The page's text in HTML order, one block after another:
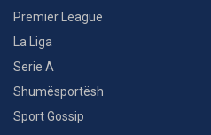
Premier League
La Liga
Serie A
Shumësportësh
Sport Gossip